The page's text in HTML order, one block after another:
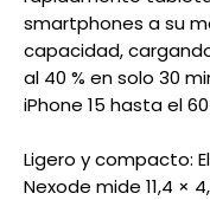
smartphones a su
capacidad,
al 40 % en solo 30
iPhone 15 hasta el 60
Ligero y compacto:
Nexode mide 11,4 ×